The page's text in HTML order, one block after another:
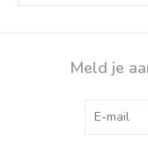
Meld je